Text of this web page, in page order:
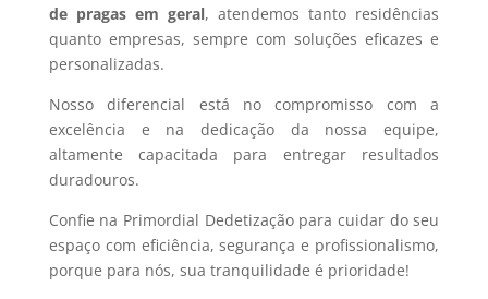
de pragas em geral, atendemos tanto residências
quanto empresas, sempre com soluções eficazes e
personalizadas.
Nosso diferencial está no compromisso com a
excelência e na dedicação da nossa equipe,
altamente capacitada para entregar resultados
duradouros.
Confie na Primordial Dedetização para cuidar do seu
espaço com eficiência, segurança e profissionalismo,
porque para nós, sua tranquilidade é prioridade!